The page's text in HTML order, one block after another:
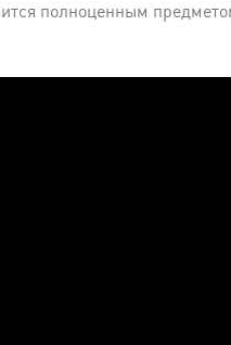
полноценным